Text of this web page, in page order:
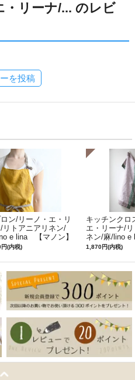
リーナ/... のレビ
を投稿
ン/リーノ・エ・リ
リトアニアリネン/
e lina 【マノン】
ンイエロー
(内税)
キッチンクロ
エ・リーナ/
ネン/麻/lino
ルフィ】パー
1,870円(内税)